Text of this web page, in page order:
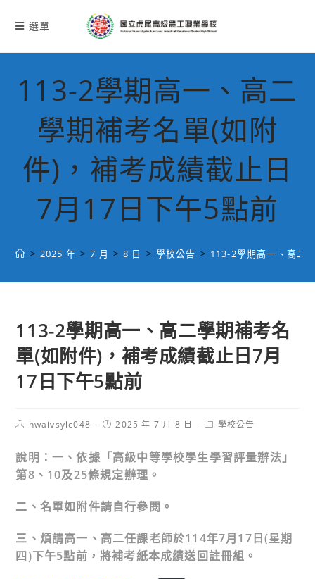
選單
113-2學期高一、高二
學期補考名單(如附
件)，補考成績截止日
7月17日下午5點前
> 2025 年 > 7 月 > 8 日 > 學校公告 > 113-2學期高一、高二
113-2學期高一、高二學期補考名
單(如附件)，補考成績截止日7月
17日下午5點前
Posthwaivsylc048
Post2025 年 7 月 8 日
Post學校公告
說明：一、依據「高級中等學校學生學習評量辦法」
第8、10及25條規定辦理。
二、名單如附件請自行參閱。
三、煩請高一、高二任課老師於114年7月17日(星期
四)下午5點前，將補考紙本成績送回註冊組。